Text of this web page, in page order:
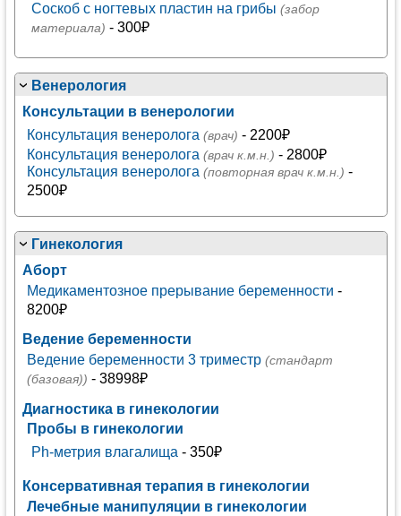
Соскоб с ногтевых пластин на грибы (забор
материала) - 300₽
Венерология
Консультации в венерологии
Консультация венеролога (врач) - 2200₽
Консультация венеролога (врач к.м.н.) - 2800₽
Консультация венеролога (повторная врач к.м.н.) -
2500₽
Гинекология
Аборт
Медикаментозное прерывание беременности -
8200₽
Ведение беременности
Ведение беременности 3 триместр (стандарт
(базовая)) - 38998₽
Диагностика в гинекологии
Пробы в гинекологии
Ph-метрия влагалища - 350₽
Консервативная терапия в гинекологии
Лечебные манипуляции в гинекологии